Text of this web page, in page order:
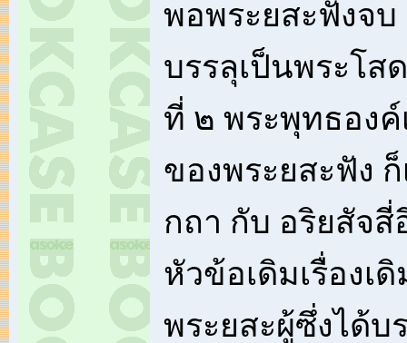
พอพระยสะฟังจบ
บรรลุเป็นพระโส
ที่ ๒ พระพุทธอง
ของพระยสะฟัง
กถา กับ อริยสัจสี่
หัวข้อเดิมเรื่อง
พระยสะผู้ซึ่งได้บ